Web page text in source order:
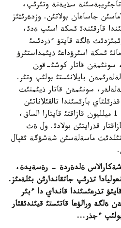
تاجئريبةسئنة سذيةنة وتئرئپ،
جاساعان بولاتئن. وزدةرئثئز
قارقئندئ ئسكة اسئپ ةدئ،
ةلگة قايتؤ ءذردئسئ
ئسكة اسئرؤداعئ ذيئمداستئرؤ
سونئمةن قاتار كوشئ-قون
بايلانئستئ بولئپ وتئر.
سونئمةن قاتار ذيئمنئث
بارئسئندا تالقئلاناتئن
بولادئ. الداعئ 10 جئلدا ةلگة 1 ميلليون قازاقتئ قايتارا الساق،
پايئزئن قازاقتار قذرايتئن بولادئ. ول ةث
ماسةلةسئن شةشؤگة ئقپال
ةلدةردة - رةسةيدة،
تذرئپ جاتقاندارئن بئلةمئز.
تذرعئسئندا قانداي دا ءبئر
ةلگة ورالؤعا قاتئستئ قيئندئقتار
ءجذر...